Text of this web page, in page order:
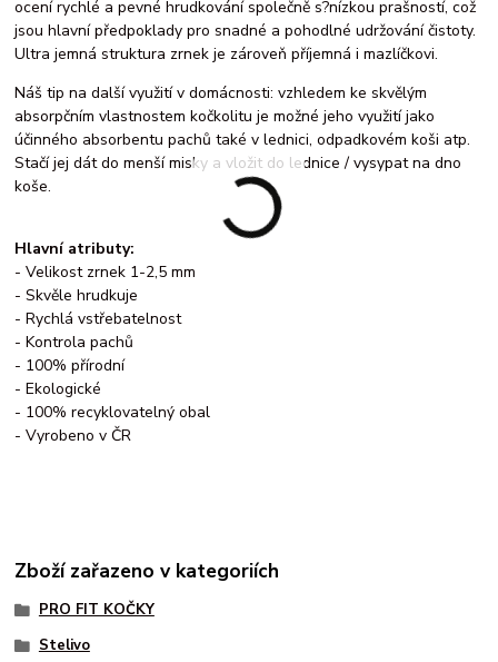
ocení rychlé a pevné hrudkování společně s?nízkou prašností, což
jsou hlavní předpoklady pro snadné a pohodlné udržování čistoty.
Ultra jemná struktura zrnek je zároveň příjemná i mazlíčkovi.
Náš tip na další využití v domácnosti: vzhledem ke skvělým
absorpčním vlastnostem kočkolitu je možné jeho využití jako
účinného absorbentu pachů také v lednici, odpadkovém koši atp.
Stačí jej dát do menší misky a vložit do lednice / vysypat na dno
koše.
Hlavní atributy:
- Velikost zrnek 1-2,5 mm
- Skvěle hrudkuje
- Rychlá vstřebatelnost
- Kontrola pachů
- 100% přírodní
- Ekologické
- 100% recyklovatelný obal
- Vyrobeno v ČR
Zboží zařazeno v kategoriích
PRO FIT KOČKY
Stelivo